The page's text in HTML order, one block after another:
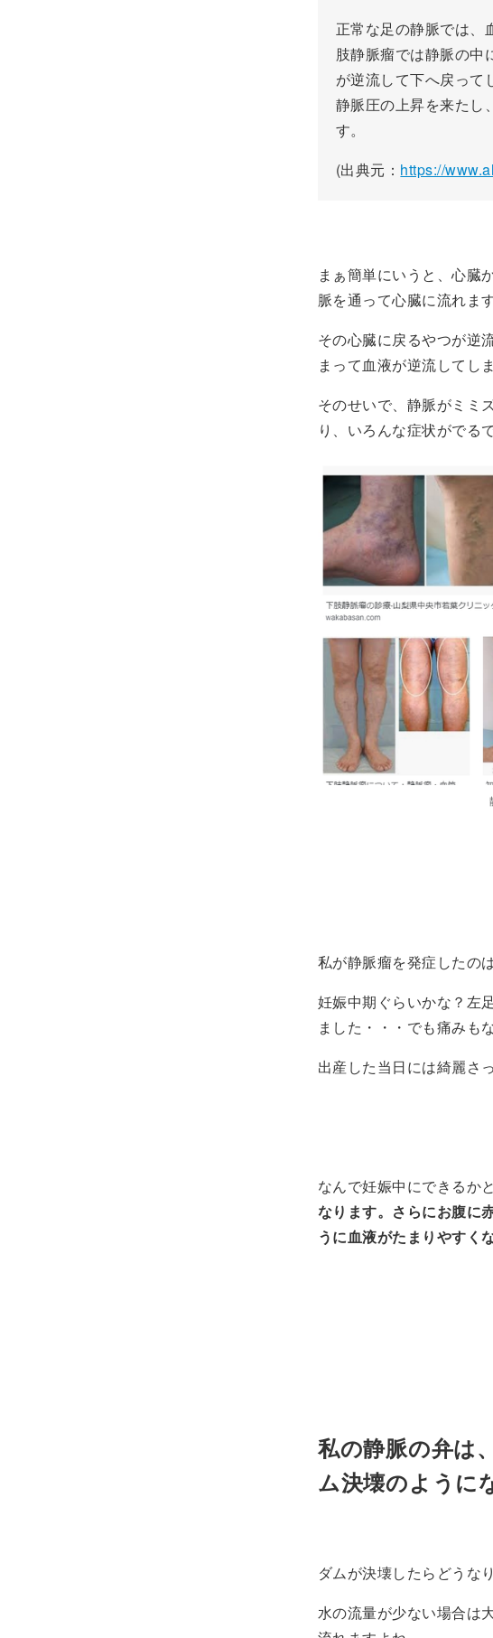
正常な足の静脈では、
肢静脈瘤では静脈の中
が逆流して下へ戻って
静脈圧の上昇を来たし
す。
(出典元： https://
まぁ簡単にいうと、心臓
脈を通って心臓に流れます
その心臓に戻るやつが逆
まって血液が逆流してし
そのせいで、静脈がミミ
り、いろんな症状がでるで
私が静脈瘤を発症したの
妊娠中期ぐらいかな？左
ました・・・でも痛みも
出産した当日には綺麗さ
なんで妊娠中にできるか
なります。さらにお腹に
うに血液がたまりやすく
私の静脈の弁は
ム決壊のように
ダムが決壊したらどうな
水の流量が少ない場合は